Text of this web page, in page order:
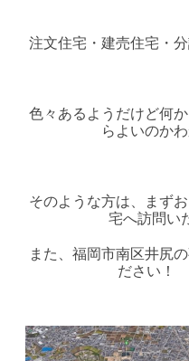
注文住宅・建売住宅・
色々あるようだけど何
らよいのか
そのような方は、まず
宅へ訪問い
また、福岡市南区井尻
ださい！